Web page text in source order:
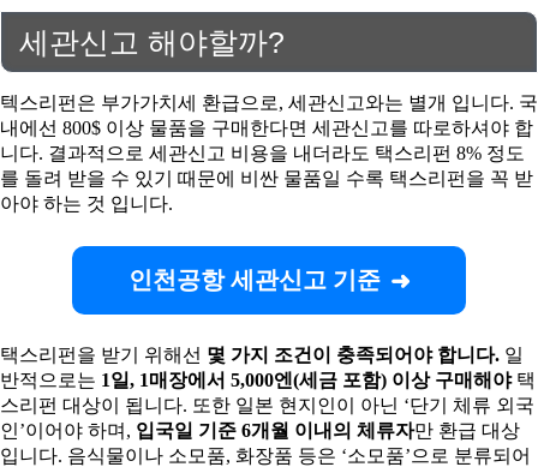
세관신고 해야할까?
텍스리펀은 부가가치세 환급으로, 세관신고와는 별개 입니다. 국
내에선 800$ 이상 물품을 구매한다면 세관신고를 따로하셔야 합
니다. 결과적으로 세관신고 비용을 내더라도 택스리펀 8% 정도
를 돌려 받을 수 있기 때문에 비싼 물품일 수록 택스리펀을 꼭 받
아야 하는 것 입니다.
인천공항 세관신고 기준
택스리펀을 받기 위해선 몇 가지 조건이 충족되어야 합니다. 일
반적으로는 1일, 1매장에서 5,000엔(세금 포함) 이상 구매해야택
스리펀 대상이 됩니다. 또한 일본 현지인이 아닌 ‘단기 체류 외국
인’이어야 하며, 입국일 기준 6개월 이내의 체류자만 환급 대상
입니다. 음식물이나 소모품, 화장품 등은 ‘소모품’으로 분류되어